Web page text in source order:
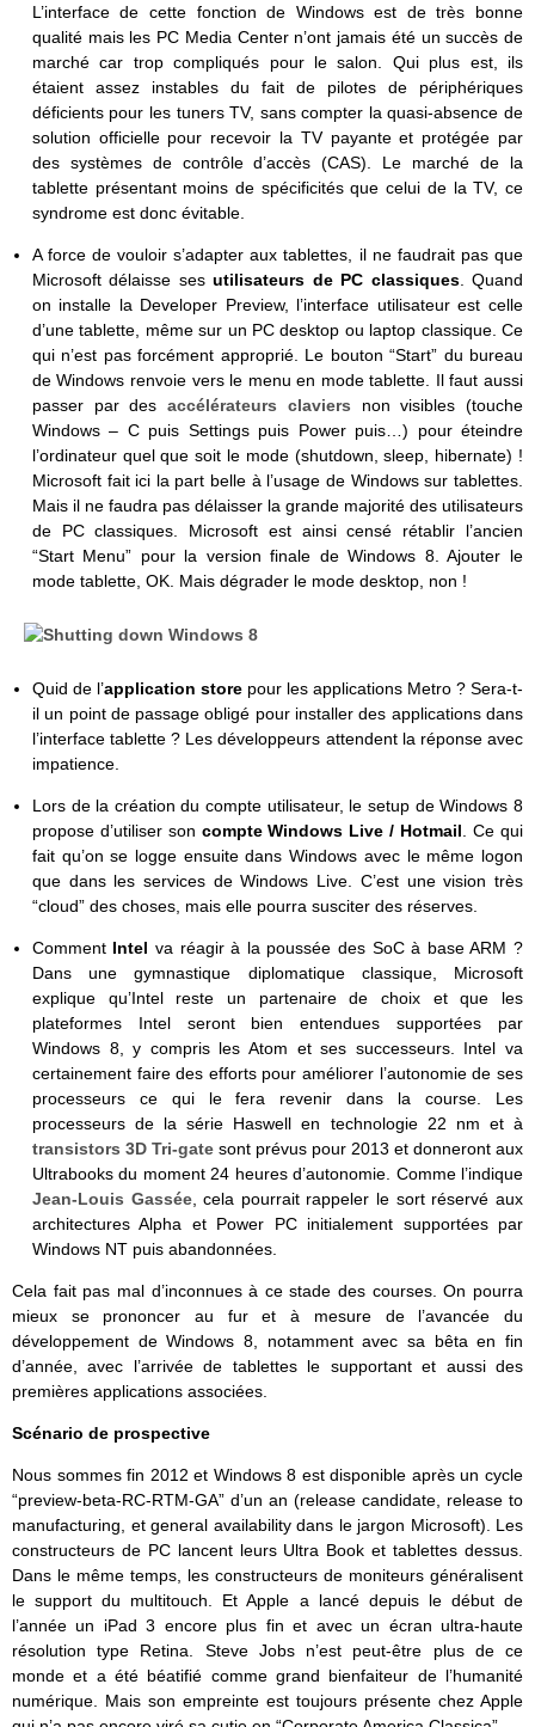
L’interface de cette fonction de Windows est de très bonne
qualité mais les PC Media Center n’ont jamais été un succès de
marché car trop compliqués pour le salon. Qui plus est, ils
étaient assez instables du fait de pilotes de périphériques
déficients pour les tuners TV, sans compter la quasi-absence de
solution officielle pour recevoir la TV payante et protégée par
des systèmes de contrôle d’accès (CAS). Le marché de la
tablette présentant moins de spécificités que celui de la TV, ce
syndrome est donc évitable.
A force de vouloir s’adapter aux tablettes, il ne faudrait pas que
Microsoft délaisse sesutilisateurs de PC classiques. Quand
on installe la Developer Preview, l’interface utilisateur est celle
d’une tablette, même sur un PC desktop ou laptop classique. Ce
qui n’est pas forcément approprié. Le bouton “Start” du bureau
de Windows renvoie vers le menu en mode tablette. Il faut aussi
passer par desaccélérateurs claviers non visibles (touche
Windows – C puis Settings puis Power puis…) pour éteindre
l’ordinateur quel que soit le mode (shutdown, sleep, hibernate) !
Microsoft fait ici la part belle à l’usage de Windows sur tablettes.
Mais il ne faudra pas délaisser la grande majorité des utilisateurs
de PC classiques. Microsoft est ainsi censé rétablir l’ancien
“Start Menu” pour la version finale de Windows 8. Ajouter le
mode tablette, OK. Mais dégrader le mode desktop, non !
Quid de l’application store pour les applications Metro ? Sera-t-
il un point de passage obligé pour installer des applications dans
l’interface tablette ? Les développeurs attendent la réponse avec
impatience.
Lors de la création du compte utilisateur, le setup de Windows 8
propose d’utiliser son compte Windows Live / Hotmail . Ce qui
fait qu’on se logge ensuite dans Windows avec le même logon
que dans les services de Windows Live. C’est une vision très
“cloud” des choses, mais elle pourra susciter des réserves.
Comment Intelva réagir à la poussée des SoC à base ARM ?
Dans une gymnastique diplomatique classique, Microsoft
explique qu’Intel reste un partenaire de choix et que les
plateformes Intel seront bien entendues supportées par
Windows 8, y compris les Atom et ses successeurs. Intel va
certainement faire des efforts pour améliorer l’autonomie de ses
processeurs ce qui le fera revenir dans la course. Les
processeurs de la série Haswell en technologie 22 nm et à
transistors 3D Tri-gatesont prévus pour 2013 et donneront aux
Ultrabooks du moment 24 heures d’autonomie. Comme l’indique
Jean-Louis Gassée, cela pourrait rappeler le sort réservé aux
architectures Alpha et Power PC initialement supportées par
Windows NT puis abandonnées.
Cela fait pas mal d’inconnues à ce stade des courses. On pourra
mieux se prononcer au fur et à mesure de l’avancée du
développement de Windows 8, notamment avec sa bêta en fin
d’année, avec l’arrivée de tablettes le supportant et aussi des
premières applications associées.
Scénario de prospective
Nous sommes fin 2012 et Windows 8 est disponible après un cycle
“preview-beta-RC-RTM-GA” d’un an (release candidate, release to
manufacturing, et general availability dans le jargon Microsoft). Les
constructeurs de PC lancent leurs Ultra Book et tablettes dessus.
Dans le même temps, les constructeurs de moniteurs généralisent
le support du multitouch. Et Apple a lancé depuis le début de
l’année un iPad 3 encore plus fin et avec un écran ultra-haute
résolution type Retina. Steve Jobs n’est peut-être plus de ce
monde et a été béatifié comme grand bienfaiteur de l’humanité
numérique. Mais son empreinte est toujours présente chez Apple